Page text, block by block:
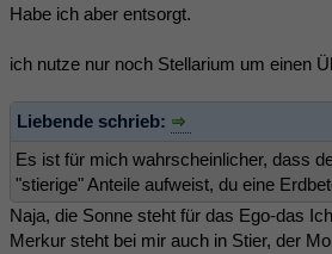
Habe ich aber entsorgt.
ich nutze nur noch Stellarium um einen
Liebende schrieb:
Es ist für mich wahrscheinlicher, dass
"stierige" Anteile aufweist, du eine
Naja, die Sonne steht für das Ego-das
Merkur steht bei mir auch in Stier, der